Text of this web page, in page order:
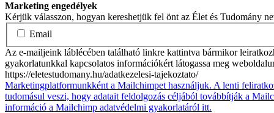
Marketing engedélyek
Kérjük válasszon, hogyan kereshetjük fel önt az Élet és Tudomány
Email
Az e-mailjeink láblécében található linkre kattintva bármikor
gyakorlatunkkal kapcsolatos információkért látogassa meg
https://eletestudomany.hu/adatkezelesi-tajekoztato/
Marketingplatformunkként a Mailchimpet használjuk. A lenti
tudomásul veszi, hogy adatait feldolgozás céljából továbbítják a
információ a Mailchimp adatvédelmi gyakorlatáról itt.